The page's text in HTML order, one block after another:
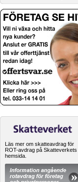
Läs mer om skatteavdrag för
ROT-avdrag på Skatteverkets
hemsida.